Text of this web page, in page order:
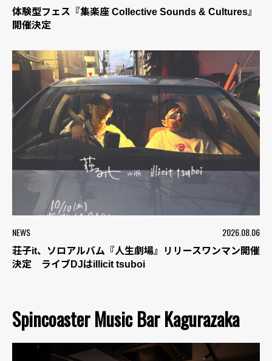
体験型フェス『集楽座 Collective Sounds & Cultures』
開催決定
NEWS 2026.08.06
荘子it、ソロアルバム『人生劇場』リリースワンマン開催
決定 ライブDJはillicit tsuboi
Spincoaster Music Bar Kagurazaka